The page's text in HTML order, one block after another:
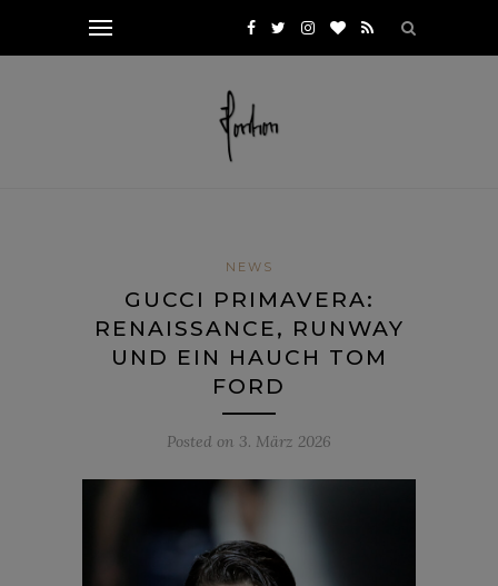
NEWS
GUCCI PRIMAVERA:
RENAISSANCE, RUNWAY
UND EIN HAUCH TOM
FORD
Posted on 3. März 2026